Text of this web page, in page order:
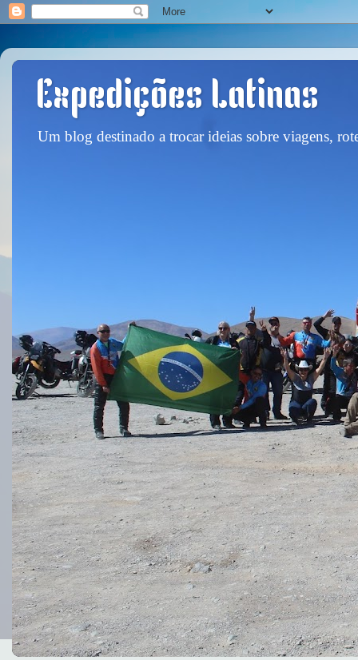
Expedições Latinas
Um blog destinado a trocar ideias sobre viagens,